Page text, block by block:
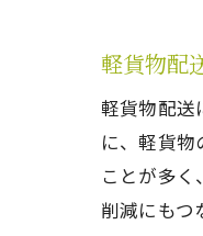
軽貨物配
軽貨物配送
に、軽貨
ことが多
削減にもつ